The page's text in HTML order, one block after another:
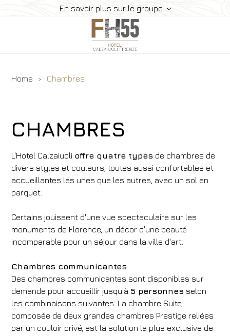
En savoir plus sur le groupe
Où Sommes-Nous
Galerie
Offres
Réservez
Home Chambres
CHAMBRES
L'Hotel Calzaiuoli offre quatre types de chambres de
divers styles et couleurs, toutes aussi confortables et
accueillantes les unes que les autres, avec un sol en
parquet.
Certains jouissent d'une vue spectaculaire sur les
monuments de Florence, un décor d'une beauté
incomparable pour un séjour dans la ville d'art.
Chambres communicantes
Des chambres communicantes sont disponibles sur
demande pour accueillir jusqu'à 5 personnes selon
les combinaisons suivantes: La chambre Suite,
composée de deux grandes chambres Prestige reliées
par un couloir privé, est la solution la plus exclusive de